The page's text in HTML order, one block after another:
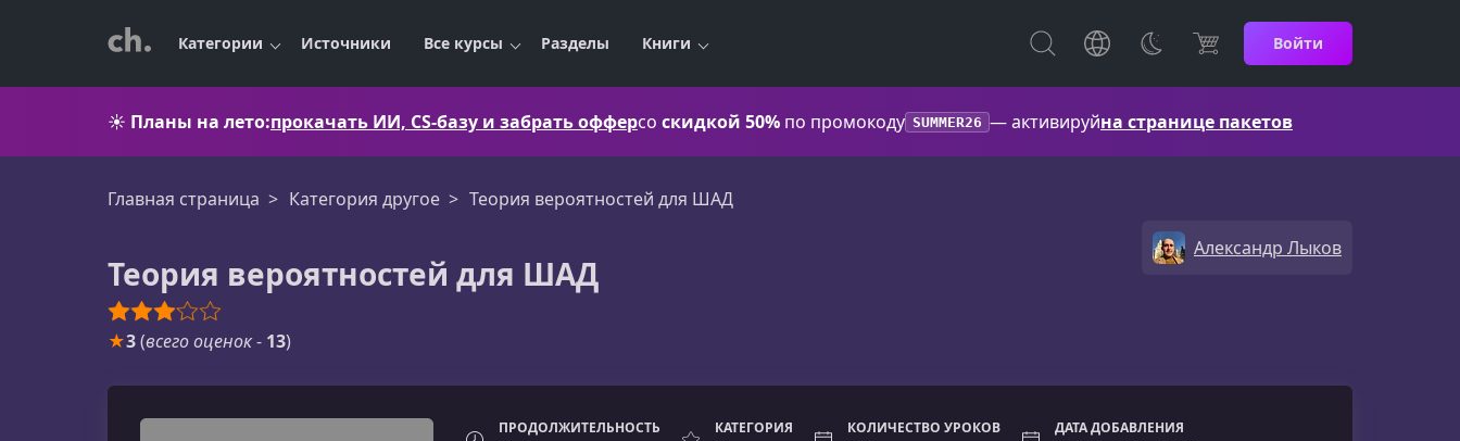
Категории Источники Все курсы Разделы Книги Войти
☀️ Планы на лето:прокачать ИИ, CS-базу и забрать офферсо скидкой 50% по промокоду SUMMER26 — активируйна странице пакетов
Главная страница Категория другое Теория вероятностей для ШАД
Теория вероятностей для ШАД
Александр Лыков
★3(всего оценок- 13)
ПРОДОЛЖИТЕЛЬНОСТЬ
КАТЕГОРИЯ
КОЛИЧЕСТВО УРОКОВ
ДАТА ДОБАВЛЕНИЯ